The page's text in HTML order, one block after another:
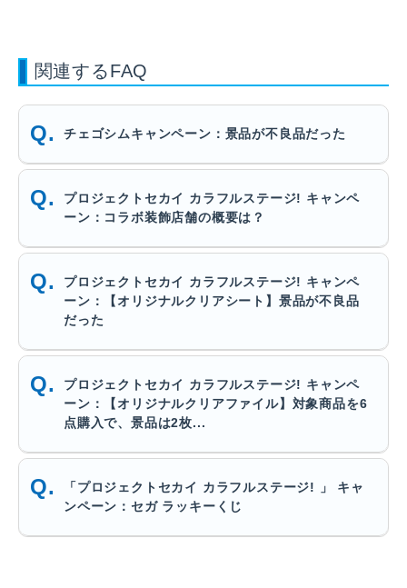
関連するFAQ
チェゴシムキャンペーン：景品が不良品だった
プロジェクトセカイ カラフルステージ! キャンペ
ーン：コラボ装飾店舗の概要は？
プロジェクトセカイ カラフルステージ! キャンペ
ーン：【オリジナルクリアシート】景品が不良品
だった
プロジェクトセカイ カラフルステージ! キャンペ
ーン：【オリジナルクリアファイル】対象商品を6
点購入で、景品は2枚...
「プロジェクトセカイ カラフルステージ! 」 キャ
ンペーン：セガ ラッキーくじ